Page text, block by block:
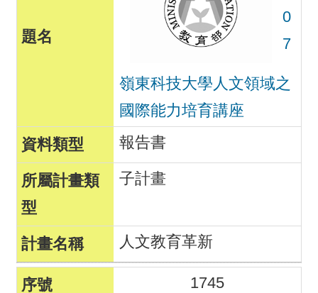
0
7
嶺東科技大學人文領域之
國際能力培育講座
報告書
子計畫
人文教育革新
1745